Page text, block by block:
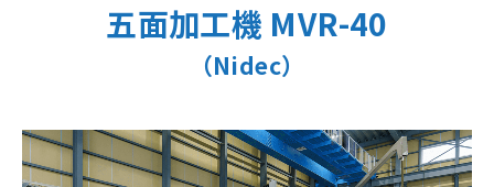
五面加工機 MVR-40
（Nidec）